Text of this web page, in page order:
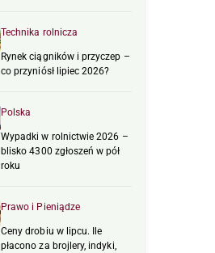
Technika rolnicza
Rynek ciągników i przyczep –
co przyniósł lipiec 2026?
Polska
Wypadki w rolnictwie 2026 –
blisko 4300 zgłoszeń w pół
roku
Prawo i Pieniądze
Ceny drobiu w lipcu. Ile
płacono za brojlery, indyki,